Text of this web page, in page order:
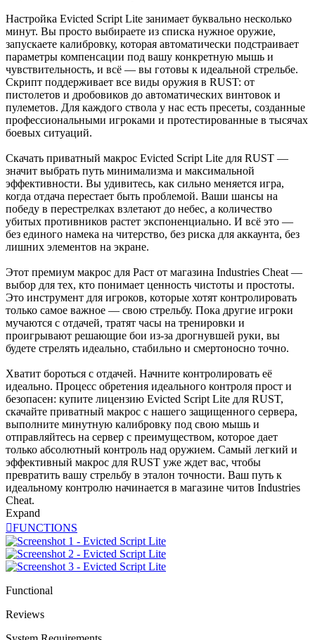
Настройка Evicted Script Lite занимает буквально несколько
минут. Вы просто выбираете из списка нужное оружие,
запускаете калибровку, которая автоматически подстраивает
параметры компенсации под вашу конкретную мышь и
чувствительность, и всё — вы готовы к идеальной стрельбе.
Скрипт поддерживает все виды оружия в RUST: от
пистолетов и дробовиков до автоматических винтовок и
пулеметов. Для каждого ствола у нас есть пресеты, созданные
профессиональными игроками и протестированные в тысячах
боевых ситуаций.
Скачать приватный макрос Evicted Script Lite для RUST —
значит выбрать путь минимализма и максимальной
эффективности. Вы удивитесь, как сильно меняется игра,
когда отдача перестает быть проблемой. Ваши шансы на
победу в перестрелках взлетают до небес, а количество
убитых противников растет экспоненциально. И всё это —
без единого намека на читерство, без риска для аккаунта, без
лишних элементов на экране.
Этот премиум макрос для Раст от магазина Industries Cheat —
выбор для тех, кто понимает ценность чистоты и простоты.
Это инструмент для игроков, которые хотят контролировать
только самое важное — свою стрельбу. Пока другие игроки
мучаются с отдачей, тратят часы на тренировки и
проигрывают решающие бои из-за дрогнувшей руки, вы
будете стрелять идеально, стабильно и смертоносно точно.
Хватит бороться с отдачей. Начните контролировать её
идеально. Процесс обретения идеального контроля прост и
безопасен: купите лицензию Evicted Script Lite для RUST,
скачайте приватный макрос с нашего защищенного сервера,
выполните минутную калибровку под свою мышь и
отправляйтесь на сервер с преимуществом, которое дает
только абсолютный контроль над оружием. Самый легкий и
эффективный макрос для RUST уже ждет вас, чтобы
превратить вашу стрельбу в эталон точности. Ваш путь к
идеальному контролю начинается в магазине читов Industries
Cheat.
Expand
FUNCTIONS
Functional
Reviews